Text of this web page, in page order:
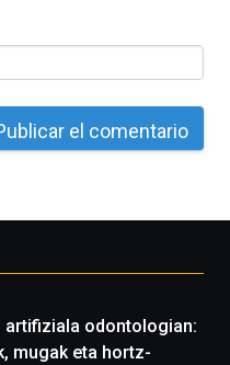
artifiziala odontologian:
mugak eta hortz-